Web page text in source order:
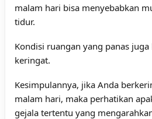
malam hari bisa menyebabkan
tidur.
Kondisi ruangan yang panas
keringat.
Kesimpulannya, jika Anda
malam hari, maka perhatikan
gejala tertentu yang